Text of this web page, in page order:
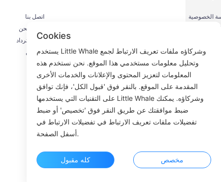
اتصل بنا
عملية الشحن
عملية الاسترداد
من نحن
الخصوصية
الدفع
KYC
ROOM
Cookies
يستخدم Little Whale وشركاؤه ملفات تعريف الارتباط لجمع
وتحليل معلومات مستخدمي هذا الموقع. نحن نستخدم هذه
المعلومات لتعزيز المحتوى والإعلانات والخدمات الأخرى
المقدمة على الموقع. بالنقر فوق 'قبول الكل'، فإنك توافق
على التقنيات التي يستخدمها Little Whale وشركاؤه. يمكنك
ضبط موافقتك عن طريق النقر فوق 'تخصيص' أو ضبط
تفضيلات ملفات تعريف الارتباط في تفضيلات الارتباط في
أسفل الصفحة.
كله مقبول مخصص